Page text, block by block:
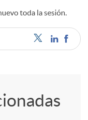
toda la sesión.